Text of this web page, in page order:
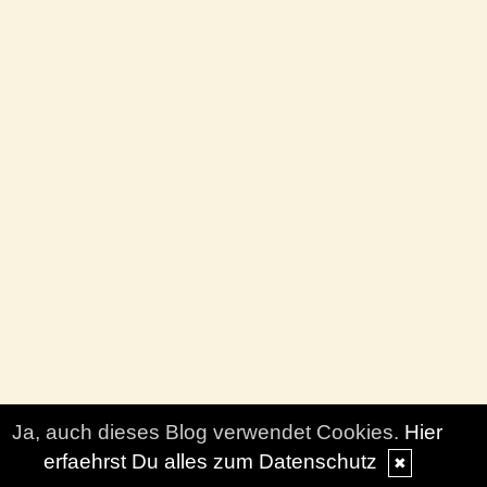
Ja, auch dieses Blog verwendet Cookies. Hier
erfaehrst Du alles zum Datenschutz
✖